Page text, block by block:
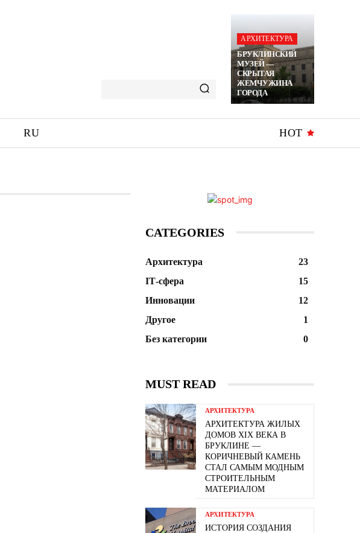
АРХИТЕКТУРА
БРУКЛИНСКИЙ
МУЗЕЙ —
СКРЫТАЯ
ЖЕМЧУЖИНА
ГОРОДА
RU HOT
CATEGORIES
Архитектура
23
ІТ-сфера
15
Инновации
12
Другое
1
Без категории
0
MUST READ
АРХИТЕКТУРА
АРХИТЕКТУРА ЖИЛЫХ
ДОМОВ XIX ВЕКА В
БРУКЛИНЕ —
КОРИЧНЕВЫЙ КАМЕНЬ
СТАЛ САМЫМ МОДНЫМ
СТРОИТЕЛЬНЫМ
МАТЕРИАЛОМ
АРХИТЕКТУРА
ИСТОРИЯ СОЗДАНИЯ